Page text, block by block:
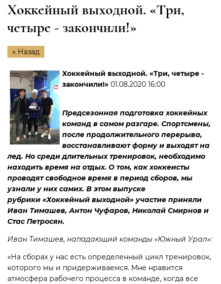
Хоккейный выходной. «Три,
четыре - закончили!»
« Назад
Хоккейный выходной. «Три, четыре -
закончили!» 01.08.2020 16:00
Предсезонная подготовка хоккейных
команд в самом разгаре. Спортсмены,
после продолжительного перерыва,
восстанавливают форму и выходят на
лед. Но среди длительных тренировок, необходимо
находить время на отдых. О том, как хоккеисты
проводят свободное время в период сборов, мы
узнали у них самих. В этом выпуске
рубрики «Хоккейный выходной» участие приняли
Иван Тимашев, Антон Чуфаров, Николай Смирнов и
Стас Петросян.
Иван Тимашев, нападающий команды «Южный Урал»:
«На сборах у нас есть определенный цикл тренировок,
которого мы и придерживаемся. Мне нравится
атмосфера рабочего процесса в команде, когда все